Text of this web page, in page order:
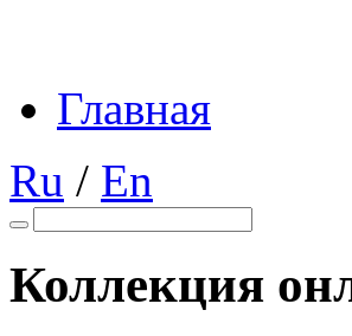
Главная
Ru / En
Коллекция